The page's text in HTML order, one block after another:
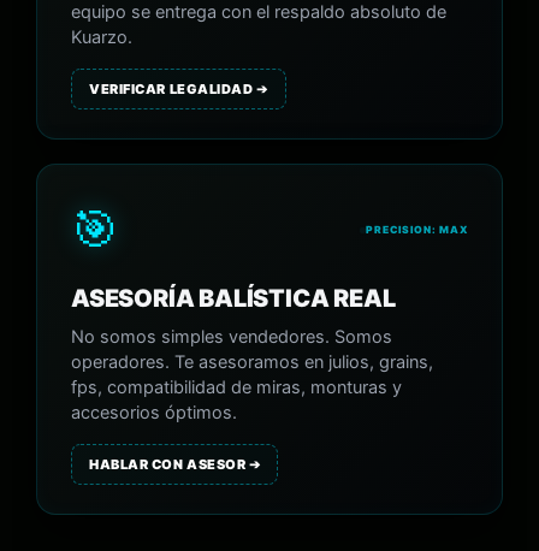
equipo se entrega con el respaldo absoluto de
Kuarzo.
VERIFICAR LEGALIDAD ➔
🎯 PRECISION: MAX
ASESORÍA BALÍSTICA REAL
No somos simples vendedores. Somos
operadores. Te asesoramos en julios, grains,
fps, compatibilidad de miras, monturas y
accesorios óptimos.
HABLAR CON ASESOR ➔